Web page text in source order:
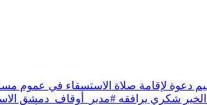
دعوة لإقامة صلاة الاستسقاء في عموم
الخير شكري يرافقه #مدير_أوقاف_دمشق